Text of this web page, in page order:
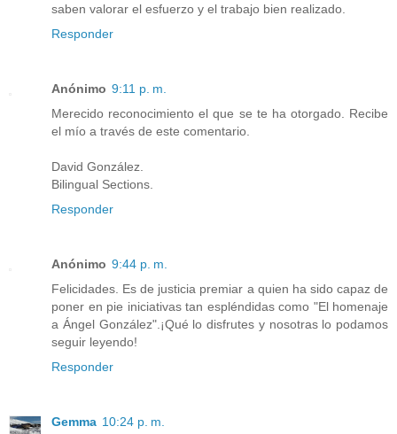
saben valorar el esfuerzo y el trabajo bien realizado.
Responder
Anónimo 9:11 p. m.
Merecido reconocimiento el que se te ha otorgado. Recibe
el mío a través de este comentario.
David González.
Bilingual Sections.
Responder
Anónimo 9:44 p. m.
Felicidades. Es de justicia premiar a quien ha sido capaz de
poner en pie iniciativas tan espléndidas como "El homenaje
a Ángel González".¡Qué lo disfrutes y nosotras lo podamos
seguir leyendo!
Responder
Gemma 10:24 p. m.